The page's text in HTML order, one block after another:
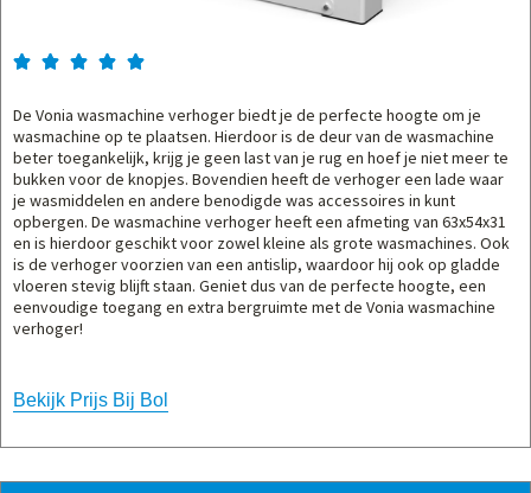
    
De Vonia wasmachine verhoger biedt je de perfecte hoogte om je
wasmachine op te plaatsen. Hierdoor is de deur van de wasmachine
beter toegankelijk, krijg je geen last van je rug en hoef je niet meer te
bukken voor de knopjes. Bovendien heeft de verhoger een lade waar
je wasmiddelen en andere benodigde was accessoires in kunt
opbergen. De wasmachine verhoger heeft een afmeting van 63x54x31
en is hierdoor geschikt voor zowel kleine als grote wasmachines. Ook
is de verhoger voorzien van een antislip, waardoor hij ook op gladde
vloeren stevig blijft staan. Geniet dus van de perfecte hoogte, een
eenvoudige toegang en extra bergruimte met de Vonia wasmachine
verhoger!
Bekijk Prijs Bij Bol